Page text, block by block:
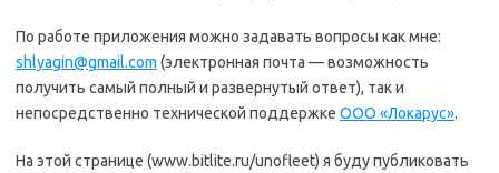
По работе приложения можно задавать вопросы как мне:
shlyagin@gmail.com (электронная почта — возможность
получить самый полный и развернутый ответ), так и
непосредственно технической поддержке ООО «Локарус».
На этой странице (www.bitlite.ru/unofleet) я буду публиковать